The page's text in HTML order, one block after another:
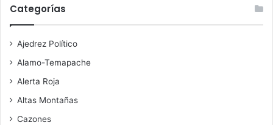
Categorías
Ajedrez Político
Alamo-Temapache
Alerta Roja
Altas Montañas
Cazones